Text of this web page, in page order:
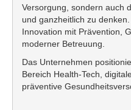
Versorgung, sondern auch
und ganzheitlich zu
Innovation mit Prävention,
moderner Betreuung.
Das Unternehmen
Bereich Health-Tech,
präventive